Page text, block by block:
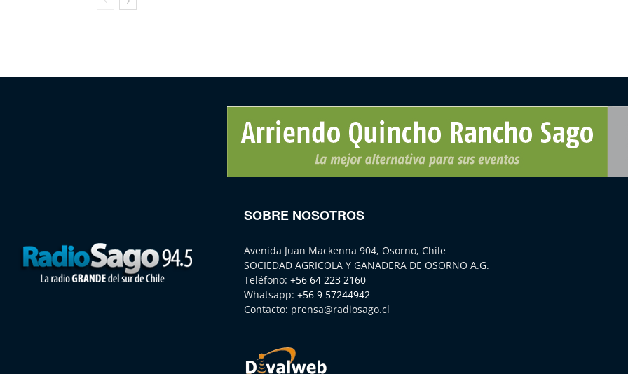
SOBRE NOSOTROS
Avenida Juan Mackenna 904, Osorno, Chile
SOCIEDAD AGRICOLA Y GANADERA DE OSORNO A.G.
Teléfono: +56 64 223 2160
Whatsapp: +56 9 57244942
Contacto: prensa@radiosago.cl